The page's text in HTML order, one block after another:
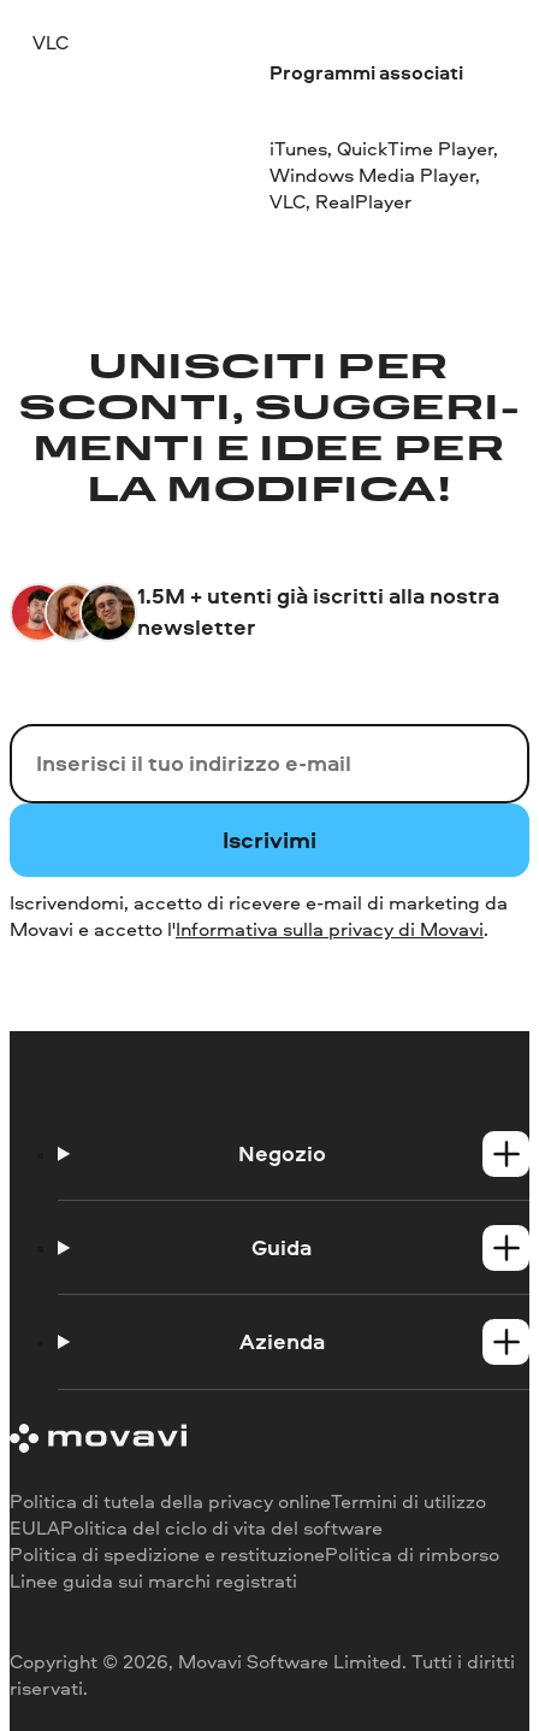
VLC
Programmi associati
iTunes, QuickTime Player,
Windows Media Player,
VLC, RealPlayer
UNISCITI PER
SCONTI, SUGGERI­
MENTI E IDEE PER
LA MODIFICA!
1.5M + utenti già iscritti alla nostra
newsletter
La tua e-mail
Iscrivimi
Iscrivendomi, accetto di ricevere e-mail di marketing da
Movavi e accetto l'Informativa sulla privacy di Movavi.
Negozio
Prodotti per Mac
Guida
Portale didattico
Limitazioni della versione di prova
Rimborso
Azienda
Testimonianze
Perché scegliere noi
Per il lavoro
Copyright © 2026, Movavi Software Limited. Tutti i diritti
riservati.
Politica di tutela della privacy onlineTermini di utilizzo
EULAPolitica del ciclo di vita del software
Politica di spedizione e restituzionePolitica di rimborso
Linee guida sui marchi registrati